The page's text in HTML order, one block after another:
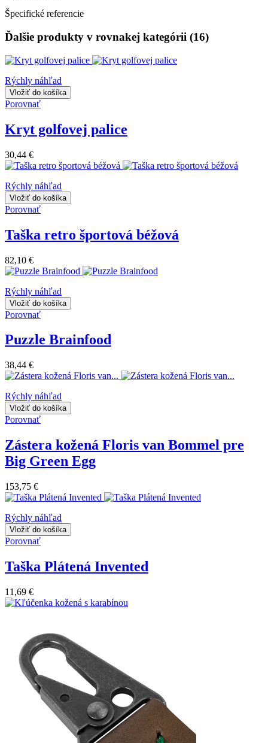
Špecifické referencie
Ďalšie produkty v rovnakej kategórii (16)
Rýchly náhľad
Vložiť do košíka
Porovnať
Kryt golfovej palice
30,44 €
Rýchly náhľad
Vložiť do košíka
Porovnať
Taška retro športová béžová
82,10 €
Rýchly náhľad
Vložiť do košíka
Porovnať
Puzzle Brainfood
38,44 €
Rýchly náhľad
Vložiť do košíka
Porovnať
Zástera kožená Floris van Bommel pre
Big Green Egg
153,75 €
Rýchly náhľad
Vložiť do košíka
Porovnať
Taška Plátená Invented
11,69 €